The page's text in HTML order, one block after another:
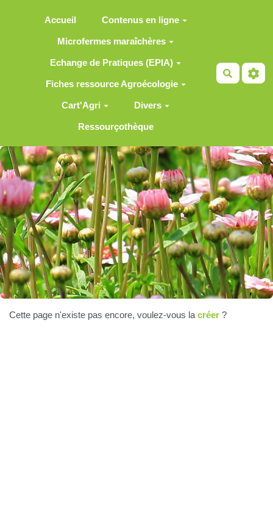
Accueil Contenus en ligne
Microfermes maraîchères
Echange de Pratiques (EPIA)
Fiches ressource Agroécologie
Cart'Agri Divers
Ressourçothèque
Cette page n'existe pas encore, voulez-vous la créer ?